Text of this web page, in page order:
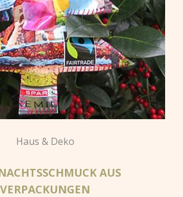
Haus & Deko
AUS
VERPACKUNGEN